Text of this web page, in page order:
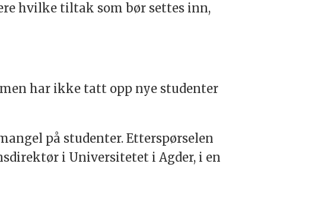
hvilke tiltak som bør settes inn,
har ikke tatt opp nye studenter
på studenter. Etterspørselen
i Universitetet i Agder, i en